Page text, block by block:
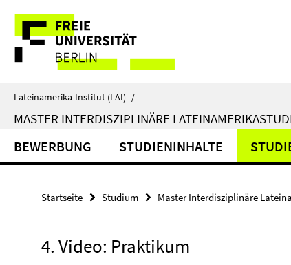
direkt
Inhalt
Service-
Navigation
Lateinamerika-Institut (LAI) /
MASTER INTERDISZIPLINÄRE
BEWERBUNG STUDIENINHALTE
Startseite Studium Master Interdisziplinäre
4. Video: Praktikum